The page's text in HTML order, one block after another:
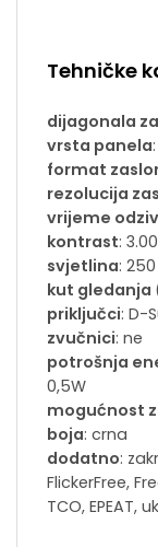
Tehničke
dijagonala
vrsta panela
format
rezolucija
vrijeme
kontrast:
svjetlina:
kut gledanja
priključci: D-
zvučnici: ne
potrošnja
0,5W
mogućnost
boja: crna
dodatno:
FlickerFree,
TCO, EPEAT,